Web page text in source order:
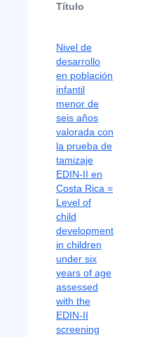
Título
Nivel de
desarrollo
en población
infantil
menor de
seis años
valorada con
la prueba de
tamizaje
EDIN-II en
Costa Rica =
Level of
child
development
in children
under six
years of age
assessed
with the
EDIN-II
screening